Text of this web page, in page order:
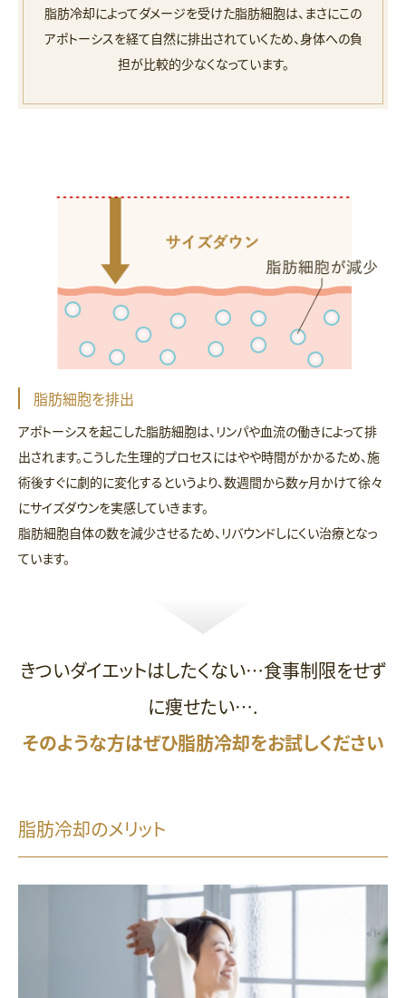
脂肪冷却によってダメージを受けた脂肪細胞は、まさにこの
アポトーシスを経て自然に排出されていくため、身体への負
担が比較的少なくなっています。
脂肪細胞を排出
アポトーシスを起こした脂肪細胞は、リンパや血流の働きによって排
出されます。こうした生理的プロセスにはやや時間がかかるため、施
術後すぐに劇的に変化するというより、数週間から数ヶ月かけて徐々
にサイズダウンを実感していきます。
脂肪細胞自体の数を減少させるため、リバウンドしにくい治療となっ
ています。
きついダイエットはしたくない…食事制限をせず
に痩せたい….
そのような方はぜひ脂肪冷却をお試しください
脂肪冷却のメリット